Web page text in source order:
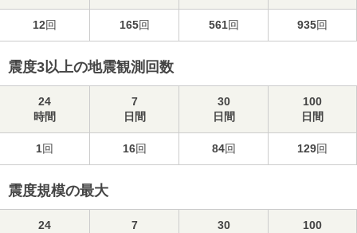
12回 165回 561回 935回
震度3以上の地震観測回数
24
時間
7
日間
30
日間
100
日間
1回 16回 84回 129回
震度規模の最大
24
7
30
100